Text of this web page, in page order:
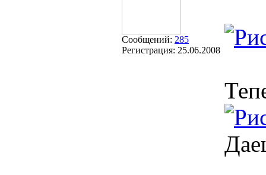
Сообщений: 285
Регистрация: 25.06.2008